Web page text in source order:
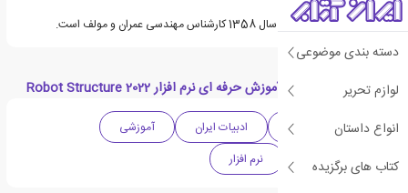
دسته بندی موضوعی
لوازم تحریر
انواع داستان
کتاب های برگزیده
مهندس رضا بابایی متولد سال 1358 کارشناس مهندسی عمران و مولف است.
دسته بندی های کتاب آموزش حرفه ای نرم افزار Robot Structure 2022
ادبیات واقع گرایانه ادبیات ایران
آموزشی
مهندسی عمران
نرم افزار